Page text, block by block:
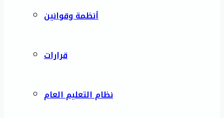
أنظمة وقوانين
قرارات
نظام التعليم العام